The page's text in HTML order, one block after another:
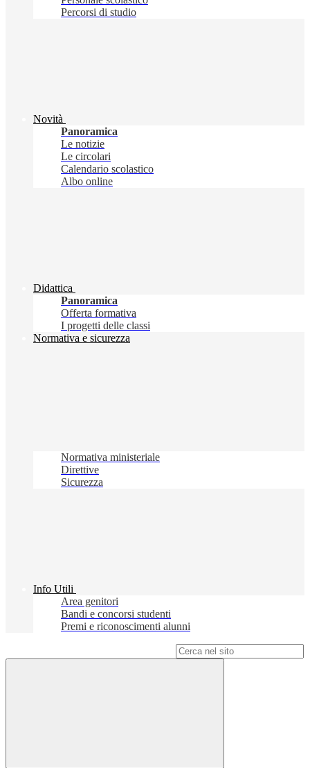
Percorsi di studio
Novità
Panoramica
Le notizie
Le circolari
Calendario scolastico
Albo online
Didattica
Panoramica
Offerta formativa
I progetti delle classi
Normativa e sicurezza
Normativa ministeriale
Direttive
Sicurezza
Info Utili
Area genitori
Bandi e concorsi studenti
Premi e riconoscimenti alunni